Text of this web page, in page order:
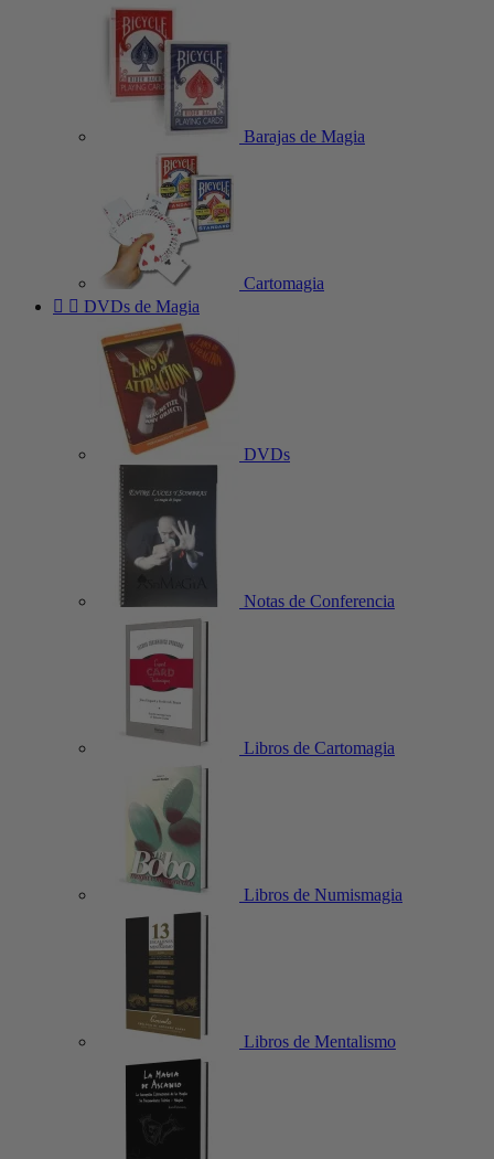
Barajas de Magia
Cartomagia
  DVDs de Magia
DVDs
Notas de Conferencia
Libros de Cartomagia
Libros de Numismagia
Libros de Mentalismo